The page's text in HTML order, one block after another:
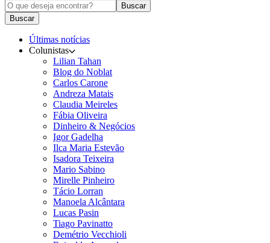
Buscar
Buscar
Últimas notícias
Colunistas
Lilian Tahan
Blog do Noblat
Carlos Carone
Andreza Matais
Claudia Meireles
Fábia Oliveira
Dinheiro & Negócios
Igor Gadelha
Ilca Maria Estevão
Isadora Teixeira
Mario Sabino
Mirelle Pinheiro
Tácio Lorran
Manoela Alcântara
Lucas Pasin
Tiago Pavinatto
Demétrio Vecchioli